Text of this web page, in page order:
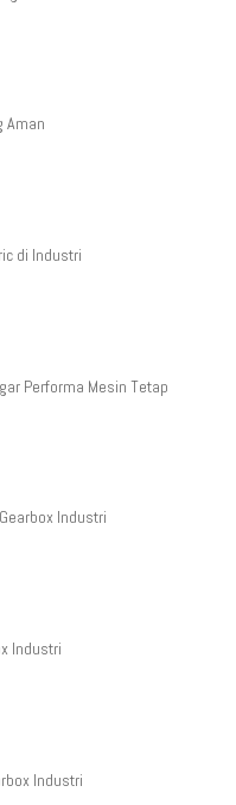
Aman
di Industri
Performa Mesin Tetap
Industri
Industri
Industri